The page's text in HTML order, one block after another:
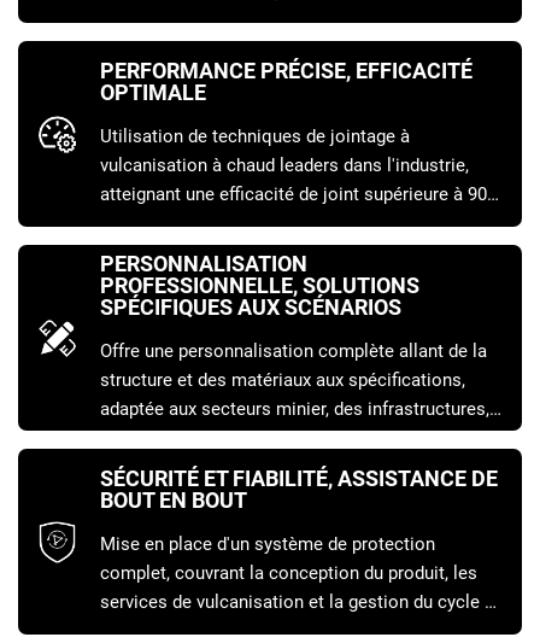
à l'usure, prolongeant considérablement la durée
de vie et réduisant directement le coût par tonne
de matériau transporté.
PERFORMANCE PRÉCISE, EFFICACITÉ
OPTIMALE
Utilisation de techniques de jointage à
vulcanisation à chaud leaders dans l'industrie,
atteignant une efficacité de joint supérieure à 90
%, garantissant un fonctionnement continu et
stable du système et maximisant la productivité.
PERSONNALISATION
PROFESSIONNELLE, SOLUTIONS
SPÉCIFIQUES AUX SCÉNARIOS
Offre une personnalisation complète allant de la
structure et des matériaux aux spécifications,
adaptée aux secteurs minier, des infrastructures,
des ports et autres scénarios spécifiques afin de
s'assurer qu'elle correspond parfaitement à vos
conditions d'exploitation.
SÉCURITÉ ET FIABILITÉ, ASSISTANCE DE
BOUT EN BOUT
Mise en place d'un système de protection
complet, couvrant la conception du produit, les
services de vulcanisation et la gestion du cycle de
vie, garantissant un fonctionnement sûr et sans